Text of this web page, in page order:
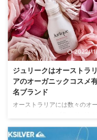
ンドですが、実はこのブラン
オーストラリアのシドニーが
地だって知ってました？
Machinaとは シドニーから西
伸びるパラッマッタロード
（Parramatta Road）沿いにあ
うブランドとして、2006年に立
ち上げられたDeus ex Machina
は、アパレルも手掛け、今では
ーストラリアのファッション
の位置を確固 ...
2022/
ジュリークはオーストラリ
アのオーガニックコスメ
名ブランド
オーストラリアには数々のオ
す。 高級デパートや免税品店
売られるものから、薬局やスー